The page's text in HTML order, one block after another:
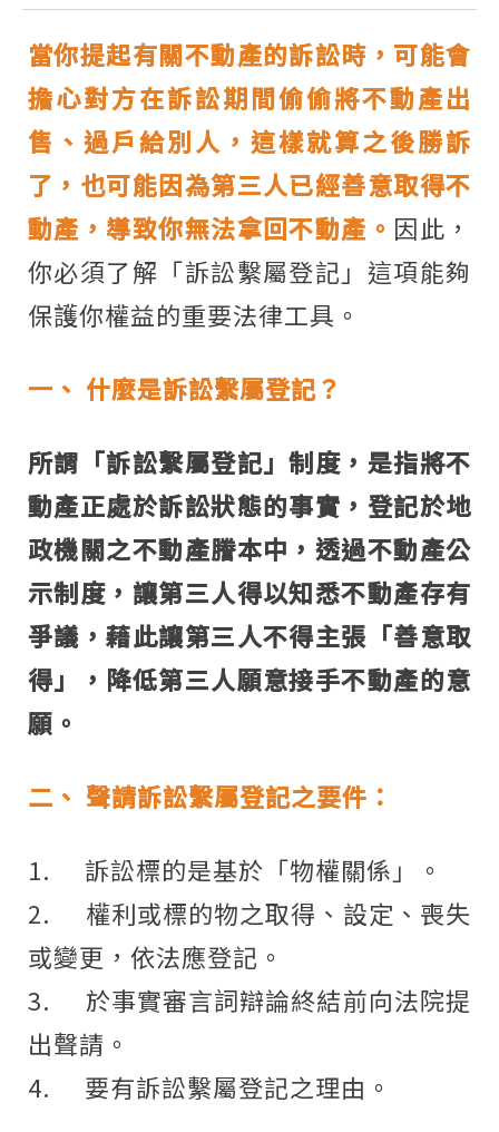
當你提起有關不動產的訴訟時，可能會
擔心對方在訴訟期間偷偷將不動產出
售、過戶給別人，這樣就算之後勝訴
了，也可能因為第三人已經善意取得不
動產，導致你無法拿回不動產。 因此，
你必須了解「訴訟繫屬登記」這項能夠
保護你權益的重要法律工具。
一、 什麼是訴訟繫屬登記？
所謂「訴訟繫屬登記」制度，是指將不
動產正處於訴訟狀態的事實，登記於地
政機關之不動產謄本中，透過不動產公
示制度，讓第三人得以知悉不動產存有
爭議，藉此讓第三人不得主張「善意取
得」，降低第三人願意接手不動產的意
願。
二、 聲請訴訟繫屬登記之要件：
1. 訴訟標的是基於「物權關係」。
2. 權利或標的物之取得、設定、喪失
或變更，依法應登記。
3. 於事實審言詞辯論終結前向法院提
出聲請。
4. 要有訴訟繫屬登記之理由。